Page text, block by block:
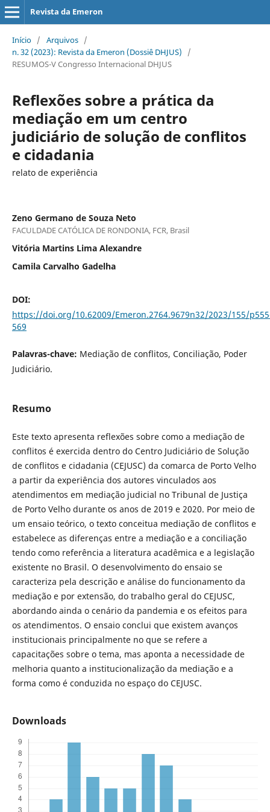
Revista da Emeron
Início / Arquivos /
n. 32 (2023): Revista da Emeron (Dossiê DHJUS)
/
RESUMOS-V Congresso Internacional DHJUS
Reflexões sobre a prática da
mediação em um centro
judiciário de solução de conflitos
e cidadania
relato de experiência
Zeno Germano de Souza Neto
FACULDADE CATÓLICA DE RONDONIA, FCR, Brasil
Vitória Martins Lima Alexandre
Camila Carvalho Gadelha
DOI:
https://doi.org/10.62009/Emeron.2764.9679n32/2023/155/
569
Palavras-chave: Mediação de conflitos, Conciliação, Poder
Judiciário.
Resumo
Este texto apresenta reflexões sobre como a mediação de
conflitos é exercida dentro do Centro Judiciário de Solução
de conflitos e cidadania (CEJUSC) da comarca de Porto Velho
a partir da experiência dos autores vinculados aos
atendimentos em mediação judicial no Tribunal de Justiça
de Porto Velho durante os anos de 2019 e 2020. Por meio de
um ensaio teórico, o texto conceitua mediação de conflitos e
estabelece as diferenças entre a mediação e a conciliação
tendo como referência a literatura acadêmica e a legislação
existente no Brasil. O desenvolvimento do ensaio se
caracteriza pela descrição e análise do funcionamento da
mediação e por extensão, do trabalho geral do CEJUSC,
abordando ainda o cenário da pandemia e os efeitos para
os atendimentos. O ensaio conclui que existem avanços
institucionais principalmente no que se refere a
capacitações sobre o tema, mas aponta a necessidade de
melhoria quanto a institucionalização da mediação e a
forma como é conduzida no espaço do CEJUSC.
Downloads